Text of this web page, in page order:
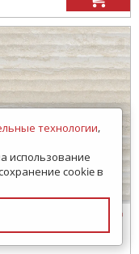
Matt
технологии,
использование
cookie в